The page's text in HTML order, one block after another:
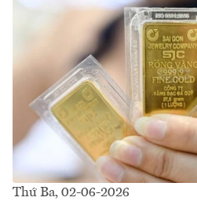
Thứ Ba, 02-06-2026